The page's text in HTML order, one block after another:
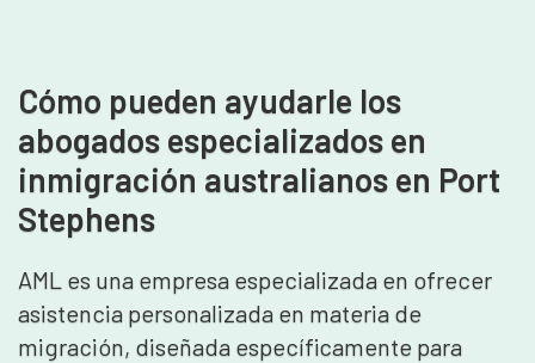
Cómo pueden ayudarle los
abogados especializados en
inmigración australianos en Port
Stephens
AML es una empresa especializada en ofrecer
asistencia personalizada en materia de
migración, diseñada específicamente para